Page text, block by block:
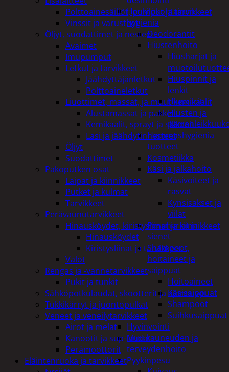
Henkilökohtainen
hygienia
Deodorantit
Hiustenhoito
Hiusharjat ja
Hiuspinnit ja
lenkit
Hiusvärit
Hiusten ja
Hammashygienia
tuotteet
Kosmetiikka
Käsi ja jalkahoito
Käsivoiteet ja
rasvat
Kynsisakset ja
viilat
Pesuharjat ja -
sienet
Shampoot,
hoitaineet ja
saippuat
Hoitoaineet
Käsisaippuat
Shampoot
Suihkusaippuat
Hyvinvointi
Muu kauneuden ja
terveydenhoito
Pyykinpesu
Polttoainesäiliöt, pumput ja tarvikkeet
Vinssit ja varusteet
Öljyt, suodattimet ja nesteet
Avaimet
Imupumput
Letkut ja tarvikkeet
Jäähdyttäjänletkut
Polttoaineletkut
Liuottimet, massat, ja muut kemikaalit
Alustamassat ja pakkelit
Kemikaalit, sprayt ja silikonit
Lasi ja jäähdytinnesteet
Öljyt
Suodattimet
Pakoputken osat
Laipat ja kiinnikkeet
Putket ja kulmat
Tarvikkeet
Perävaunutarvikkeet
Hinausköydet, kiristysliinat ja kiinnikkeet
Hinausköydet
Kiristysliinat ja tarvikkeet
Valot
Rengas ja -vannetarvikkeet
Pukit ja tunkit
Sähköpotkulaudat, skootterit ja ajoneuvot
Tukkikärryt ja juontopulkat
Veneet ja veneilytarvikkeet
Airot ja melat
Kanootit ja sup-laudat
Perämoottorit
Eläintenruoka ja tarvikkeet